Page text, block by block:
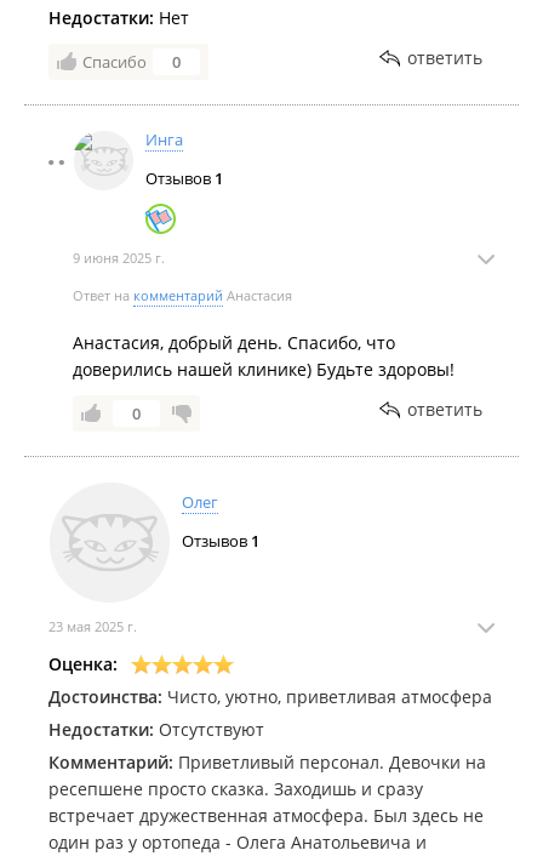
Недостатки: Нет
Спасибо 0 ответить
Инга
Отзывов 1
9 июня 2025 г.
Ответ на комментарий Анастасия
Анастасия, добрый день. Спасибо, что
доверились нашей клинике) Будьте здоровы!
0 ответить
Олег
Отзывов 1
23 мая 2025 г.
Оценка:
Достоинства: Чисто, уютно, приветливая атмосфера
Недостатки: Отсутствуют
Комментарий: Приветливый персонал. Девочки на
ресепшене просто сказка. Заходишь и сразу
встречает дружественная атмосфера. Был здесь не
один раз у ортопеда - Олега Анатольевича и